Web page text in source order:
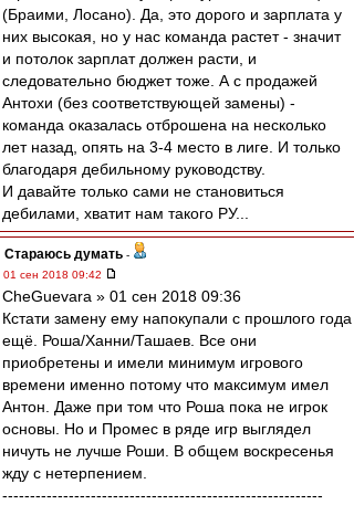
(Браими, Лосано). Да, это дорого и зарплата у
них высокая, но у нас команда растет - значит
и потолок зарплат должен расти, и
следовательно бюджет тоже. А с продажей
Антохи (без соответствующей замены) -
команда оказалась отброшена на несколько
лет назад, опять на 3-4 место в лиге. И только
благодаря дебильному руководству.
И давайте только сами не становиться
дебилами, хватит нам такого РУ...
Стараюсь думать -
01 сен 2018 09:42
CheGuevara » 01 сен 2018 09:36
Кстати замену ему напокупали с прошлого года
ещё. Роша/Ханни/Ташаев. Все они
приобретены и имели минимум игрового
времени именно потому что максимум имел
Антон. Даже при том что Роша пока не игрок
основы. Но и Промес в ряде игр выглядел
ничуть не лучше Роши. В общем воскресенья
жду с нетерпением.
----------------------------------------------------------